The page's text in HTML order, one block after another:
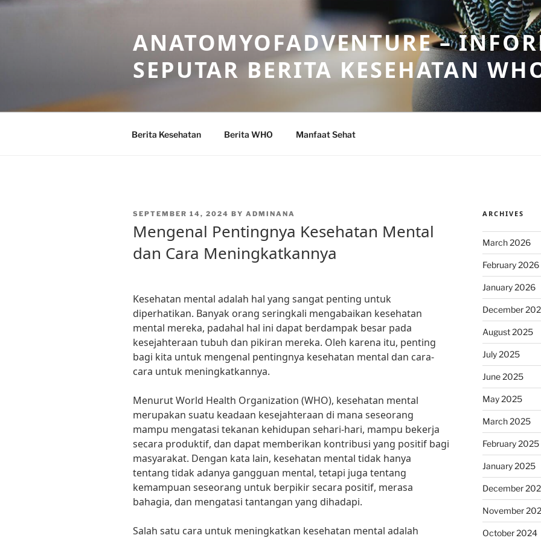
Skip
ANATOMYOFADVENTURE –
SEPUTAR BERITA KESEHATAN
Berita Kesehatan Berita WHO Manfaat Sehat
POSTED
SEPTEMBER 14, 2024 BY ADMINANA
Mengenal Pentingnya Kesehatan Mental
dan Cara Meningkatkannya
Kesehatan mental adalah hal yang sangat penting untuk
diperhatikan. Banyak orang seringkali mengabaikan kesehatan
mental mereka, padahal hal ini dapat berdampak besar pada
kesejahteraan tubuh dan pikiran mereka. Oleh karena itu, penting
bagi kita untuk mengenal pentingnya kesehatan mental dan cara-
cara untuk meningkatkannya.
Menurut World Health Organization (WHO), kesehatan mental
merupakan suatu keadaan kesejahteraan di mana seseorang
mampu mengatasi tekanan kehidupan sehari-hari, mampu bekerja
secara produktif, dan dapat memberikan kontribusi yang positif bagi
masyarakat. Dengan kata lain, kesehatan mental tidak hanya
tentang tidak adanya gangguan mental, tetapi juga tentang
kemampuan seseorang untuk berpikir secara positif, merasa
bahagia, dan mengatasi tantangan yang dihadapi.
Salah satu cara untuk meningkatkan kesehatan mental adalah
ARCHIVES
March 2026
February 2026
January 2026
December
August 2025
July 2025
June 2025
May 2025
March 2025
February 2025
January 2025
December
November
October 2024